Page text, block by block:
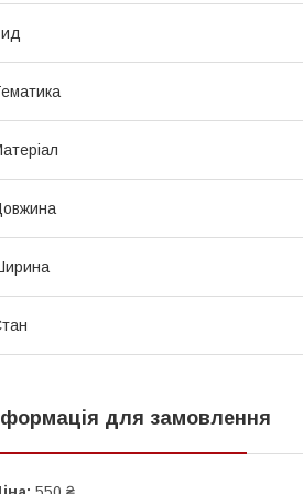
для замовлення